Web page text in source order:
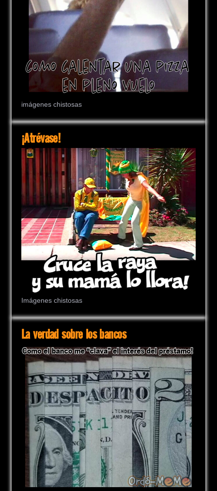
imágenes chistosas
¡Atrévase!
Imágenes chistosas
La verdad sobre los bancos